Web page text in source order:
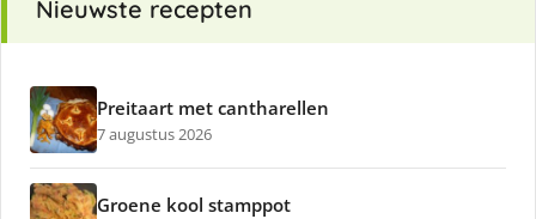
Nieuwste recepten
Preitaart met cantharellen
7 augustus 2026
Groene kool stamppot